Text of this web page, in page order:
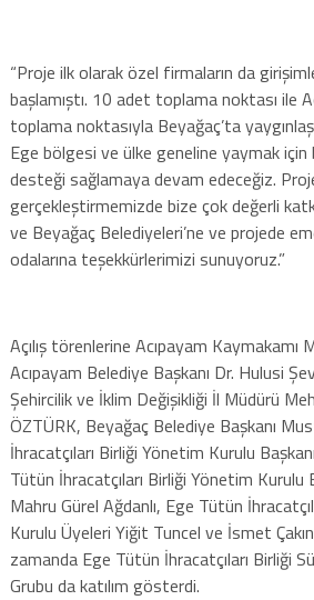
“Proje ilk olarak özel firmaların da
başlamıştı. 10 adet toplama noktası ile
toplama noktasıyla Beyağaç’ta
Ege bölgesi ve ülke geneline yaymak
desteği sağlamaya devam edeceğiz.
gerçekleştirmemizde bize çok değerli
ve Beyağaç Belediyeleri’ne ve projede
odalarına teşekkürlerimizi sunuyoruz.”
Açılış törenlerine Acıpayam
Acıpayam Belediye Başkanı Dr. Hulusi
Şehircilik ve İklim Değişikliği İl Müdürü
ÖZTÜRK, Beyağaç Belediye Başkanı
İhracatçıları Birliği Yönetim Kurulu
Tütün İhracatçıları Birliği Yönetim Kurulu
Mahru Gürel Ağdanlı, Ege Tütün
Kurulu Üyeleri Yiğit Tuncel ve İsmet
zamanda Ege Tütün İhracatçıları Birliği
Grubu da katılım gösterdi.